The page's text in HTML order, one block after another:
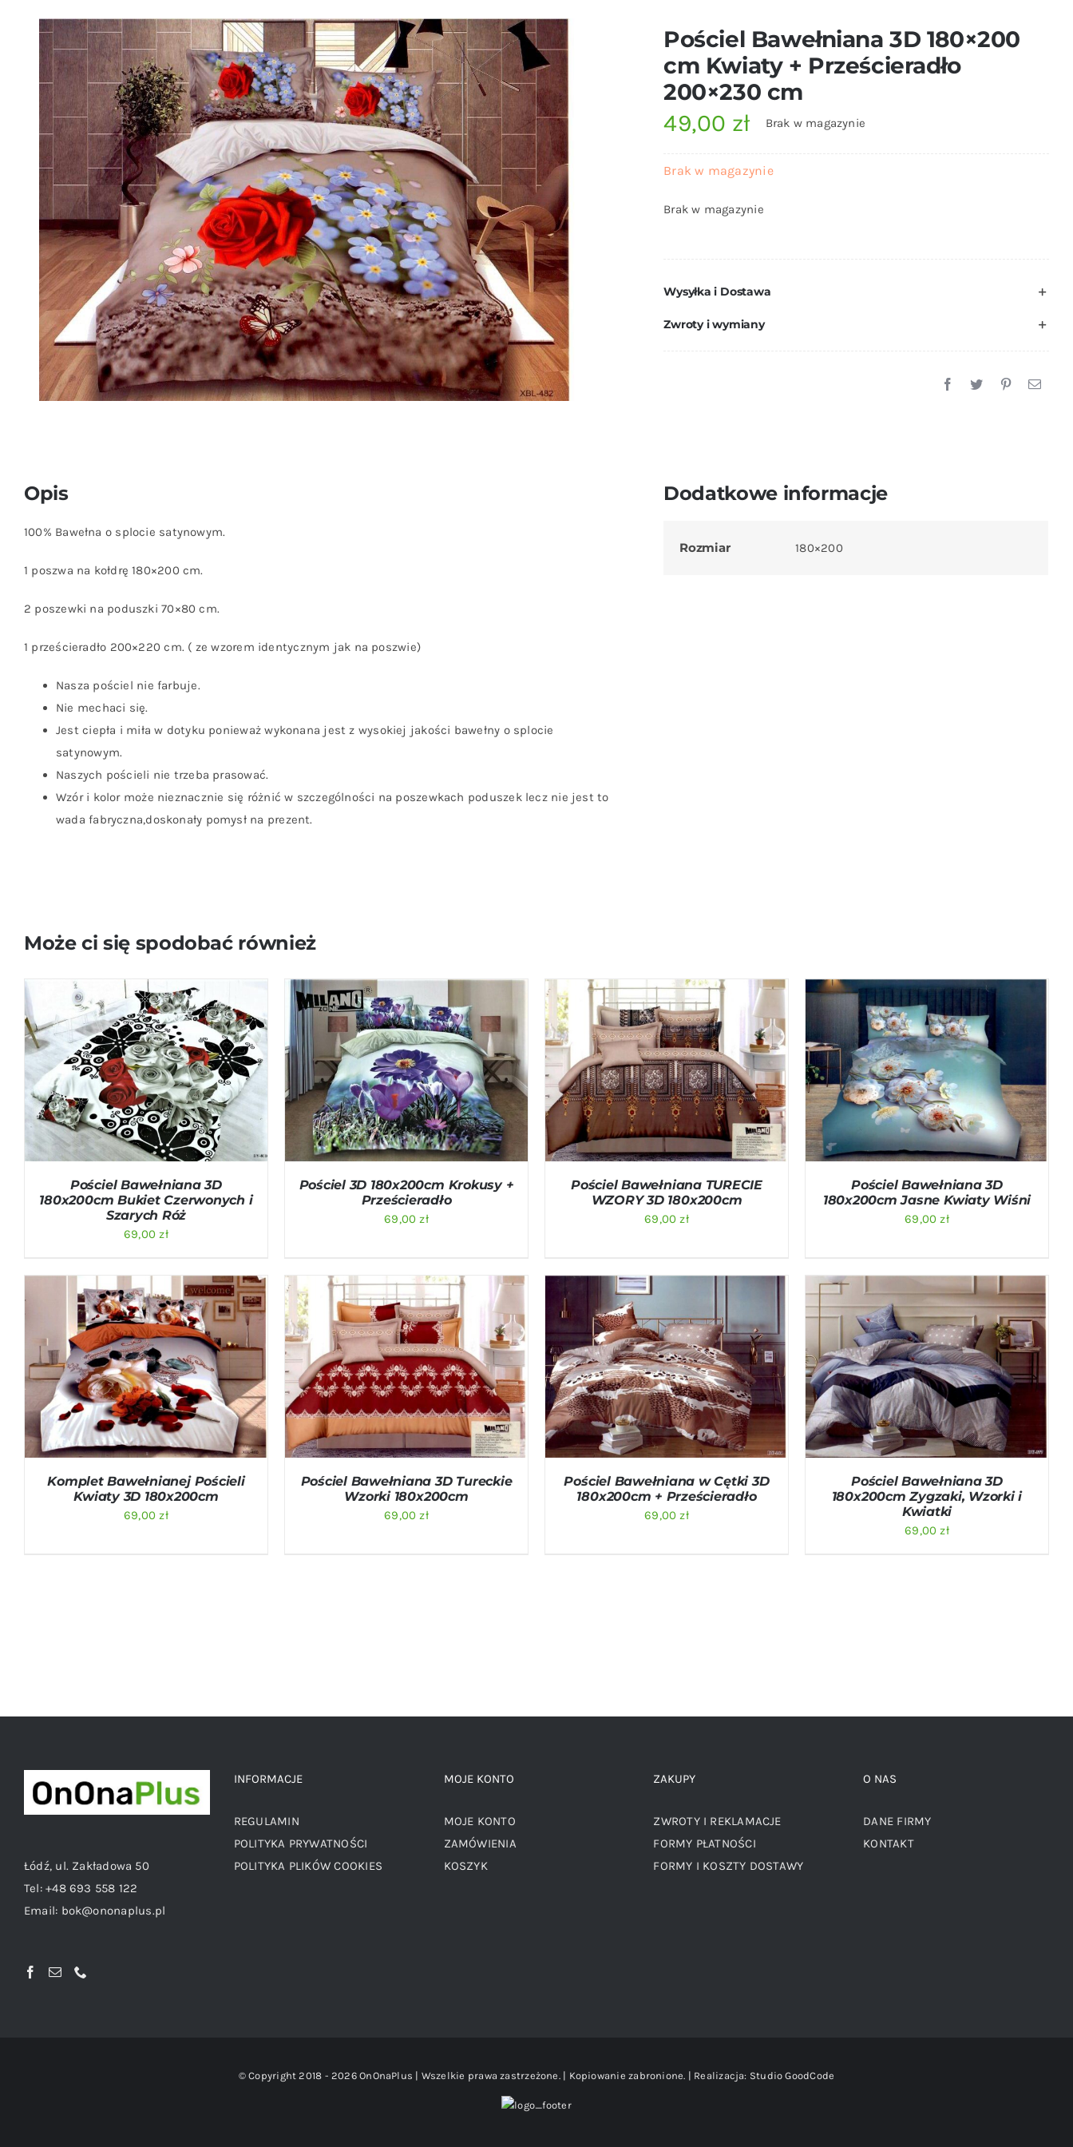
Pościel Bawełniana 3D 180×200
cm Kwiaty + Prześcieradło
200×230 cm
49,00 zł Brak w magazynie
Brak w magazynie
Brak w magazynie
Wysyłka i Dostawa
Zwroty i wymiany
Opis
100% Bawełna o splocie satynowym.
1 poszwa na kołdrę 180×200 cm.
2 poszewki na poduszki 70×80 cm.
1 prześcieradło 200×220 cm. ( ze wzorem identycznym jak na poszwie)
Nasza pościel nie farbuje.
Nie mechaci się.
Jest ciepła i miła w dotyku ponieważ wykonana jest z wysokiej jakości bawełny o splocie
satynowym.
Naszych pościeli nie trzeba prasować.
Wzór i kolor może nieznacznie się różnić w szczególności na poszewkach poduszek lecz nie jest to
wada fabryczna,doskonały pomysł na prezent.
Dodatkowe informacje
Rozmiar 180×200
Może ci się spodobać również
DODAJ DO KOSZYKA / QUICK VIEW
Pościel Bawełniana 3D
180x200cm Bukiet Czerwonych i
Szarych Róż
69,00zł
DODAJ DO KOSZYKA / QUICK VIEW
Pościel 3D 180x200cm Krokusy +
Prześcieradło
69,00zł
DODAJ DO KOSZYKA / QUICK VIEW
Pościel Bawełniana TURECIE
WZORY 3D 180x200cm
69,00zł
DODAJ DO KOSZYKA /
Pościel Bawełniana 3D
180x200cm Jasne Kwiaty Wiśni
69,00zł
DODAJ DO KOSZYKA / QUICK VIEW
Komplet Bawełnianej Pościeli
Kwiaty 3D 180x200cm
69,00zł
DODAJ DO KOSZYKA / QUICK VIEW
Pościel Bawełniana 3D Tureckie
Wzorki 180x200cm
69,00zł
DODAJ DO KOSZYKA / QUICK VIEW
Pościel Bawełniana w Cętki 3D
180x200cm + Prześcieradło
69,00zł
DODAJ DO KOSZYKA / QUICK VIEW
Pościel Bawełniana 3D
180x200cm Zygzaki, Wzorki i
Kwiatki
69,00zł
Łódź, ul. Zakładowa 50
Tel:+48 693 558 122
Email: bok@ononaplus.pl
INFORMACJE
REGULAMIN
POLITYKA PRYWATNOŚCI
POLITYKA PLIKÓW COOKIES
MOJE KONTO
MOJE KONTO
ZAMÓWIENIA
KOSZYK
ZAKUPY
ZWROTY I REKLAMACJE
FORMY PŁATNOŚCI
FORMY I KOSZTY DOSTAWY
O NAS
DANE FIRMY
KONTAKT
© Copyright 2018 - 2026 OnOnaPlus | Wszelkie prawa zastrzeżone. | Kopiowanie zabronione. | Realizacja: Studio GoodCode